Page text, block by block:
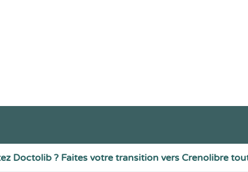
Doctolib ? Faites votre transition vers Crenolibre